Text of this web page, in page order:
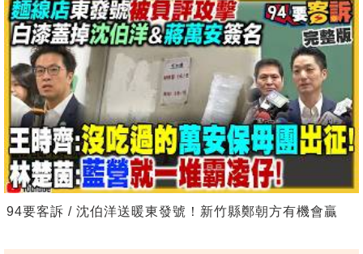
94要客訴 / 沈伯洋送暖東發號！新竹縣鄭朝方有機會贏